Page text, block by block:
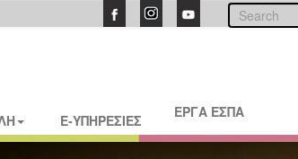
E-ΥΠΗΡΕΣΙΕΣ ΕΡΓΑ ΕΣΠΑ